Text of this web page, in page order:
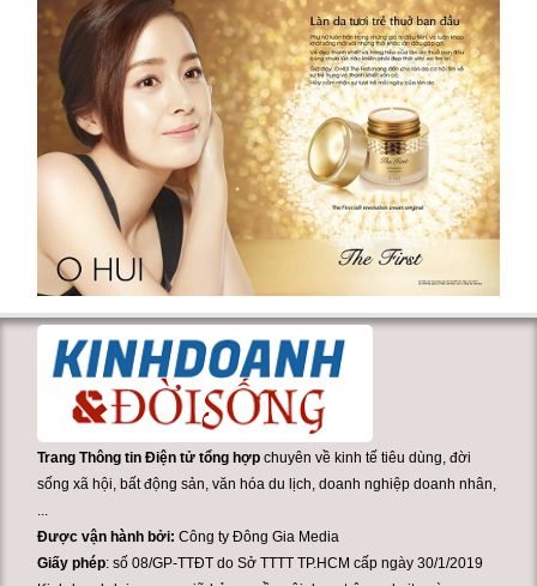
Trang Thông tin Điện tử tổng hợp chuyên về kinh tế tiêu dùng, đời
sống xã hội, bất động sản, văn hóa du lịch, doanh nghiệp doanh nhân,
Được vận hành bởi:Công ty Đông Gia Media
Giấy phép: số 08/GP-TTĐT do Sở TTTT TP.HCM cấp ngày 30/1/2019